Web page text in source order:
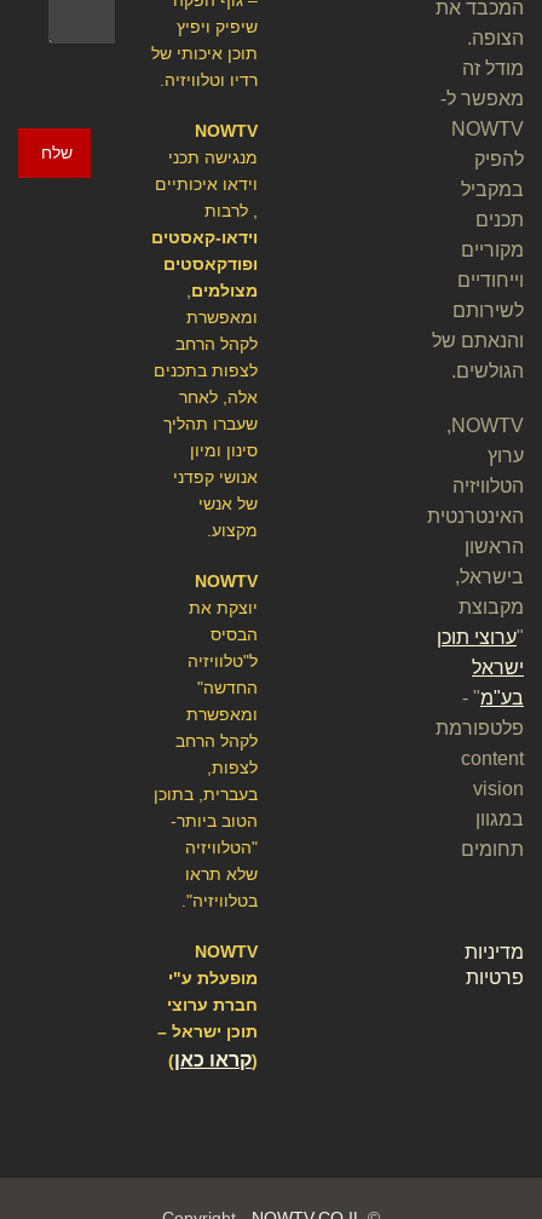
שלח
שיפיק ויפיץ
תוכן איכותי של
רדיו וטלוויזיה.
NOWTV
מנגישה תכני
וידאו איכותיים
, לרבות
וידאו-קאסטים
ופודקאסטים
מצולמים
ומאפשרת
לקהל הרחב
לצפות בתכנים
אלה, לאחר
שעברו תהליך
סינון ומיון
אנושי קפדני
של אנשי
מקצוע.
NOWTV
יוצקת את
הבסיס
ל"טלוויזיה
החדשה"
ומאפשרת
לקהל הרחב
לצפות,
בעברית, בתוכן
הטוב ביותר-
"הטלוויזיה
שלא תראו
בטלוויזיה".
NOWTV
מופעלת ע"י
חברת ערוצי
תוכן ישראל –
(קראו כאן)
המכבד את
הצופה.
מודל זה
מאפשר ל-
NOWTV
להפיק
במקביל
תכנים
מקוריים
וייחודיים
לשירותם
והנאתם של
הגולשים.
NOWTV,
ערוץ
הטלוויזיה
האינטרנטית
הראשון
בישראל,
מקבוצת
"ערוצי תוכן
ישראל
בע"מ" -
פלטפורמת
content
vision
במגוון
תחומים
מדיניות
פרטיות